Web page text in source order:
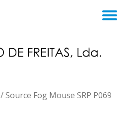
/ Source Fog Mouse SRP P069